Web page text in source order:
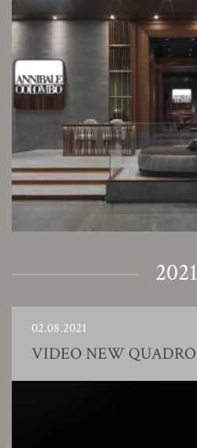
2021
02.08.2021
VIDEO NEW QUADRO